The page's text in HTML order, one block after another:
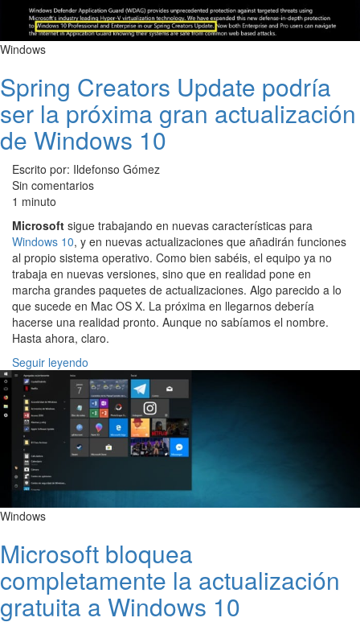
Windows
Spring Creators Update podría
ser la próxima gran actualización
de Windows 10
Escrito por: Ildefonso Gómez
Sin comentarios
1 minuto
Microsoft sigue trabajando en nuevas características para
Windows 10, y en nuevas actualizaciones que añadirán funciones
al propio sistema operativo. Como bien sabéis, el equipo ya no
trabaja en nuevas versiones, sino que en realidad pone en
marcha grandes paquetes de actualizaciones. Algo parecido a lo
que sucede en Mac OS X. La próxima en llegarnos debería
hacerse una realidad pronto. Aunque no sabíamos el nombre.
Hasta ahora, claro.
Seguir leyendo
Windows
Microsoft bloquea
completamente la actualización
gratuita a Windows 10